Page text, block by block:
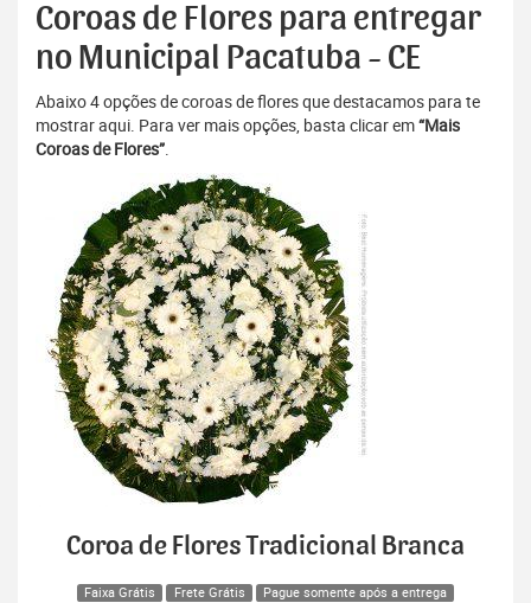
Coroas de Flores para entregar
no Municipal Pacatuba - CE
Abaixo 4 opções de coroas de flores que destacamos para te
mostrar aqui. Para ver mais opções, basta clicar em“Mais
Coroas de Flores”.
Coroa de Flores Tradicional Branca
Faixa Grátis Frete Grátis Pague somente após a entrega